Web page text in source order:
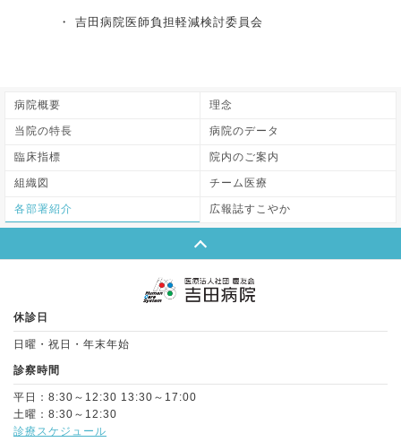
・ 吉田病院医師負担軽減検討委員会
病院概要 理念
当院の特長 病院のデータ
臨床指標 院内のご案内
組織図 チーム医療
各部署紹介 広報誌すこやか
休診日
日曜・祝日・年末年始
診察時間
平日：8:30～12:30 13:30～17:00
土曜：8:30～12:30
診療スケジュール